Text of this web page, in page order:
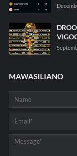
MAWASILIANO